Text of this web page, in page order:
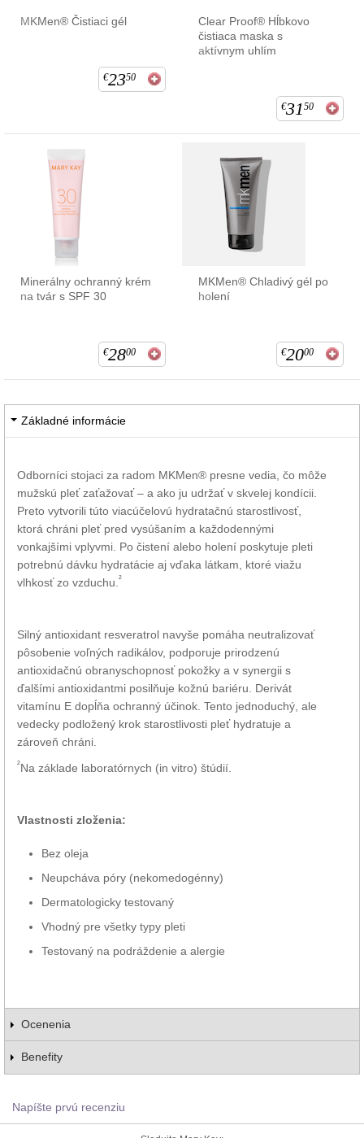
MKMen® Čistiaci gél
€2350
Clear Proof® Hĺbkovo
čistiaca maska s
aktívnym uhlím
€31 50
Minerálny ochranný krém
na tvár s SPF 30
€2800
MKMen® Chladivý gél po
holení
€2000
Základné informácie
Odborníci stojaci za radom MKMen® presne vedia, čo môže
mužskú pleť zaťažovať – a ako ju udržať v skvelej kondícii.
Preto vytvorili túto viacúčelovú hydratačnú starostlivosť,
ktorá chráni pleť pred vysúšaním a každodennými
vonkajšími vplyvmi. Po čistení alebo holení poskytuje pleti
potrebnú dávku hydratácie aj vďaka látkam, ktoré viažu
vlhkosť zo vzduchu. ²
Silný antioxidant resveratrol navyše pomáha neutralizovať
pôsobenie voľných radikálov, podporuje prirodzenú
antioxidačnú obranyschopnosť pokožky a v synergii s
ďalšími antioxidantmi posilňuje kožnú bariéru. Derivát
vitamínu E dopĺňa ochranný účinok. Tento jednoduchý, ale
vedecky podložený krok starostlivosti pleť hydratuje a
zároveň chráni.
²Na základe laboratórnych (in vitro) štúdií.
Vlastnosti zloženia:
Bez oleja
Neupcháva póry (nekomedogénny)
Dermatologicky testovaný
Vhodný pre všetky typy pleti
Testovaný na podráždenie a alergie
Ocenenia
Benefity
Napíšte prvú recenziu